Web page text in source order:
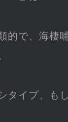
的で、海棲
タイプ、